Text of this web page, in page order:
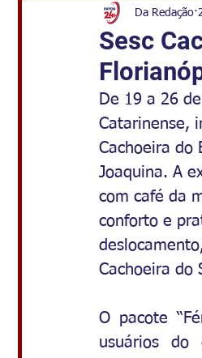
Sesc
Da Redação
De 19 a 26
Catarinense,
Cachoeira do
Joaquina. A
com café da
conforto e
Cachoeira do
O pacote
usuários do